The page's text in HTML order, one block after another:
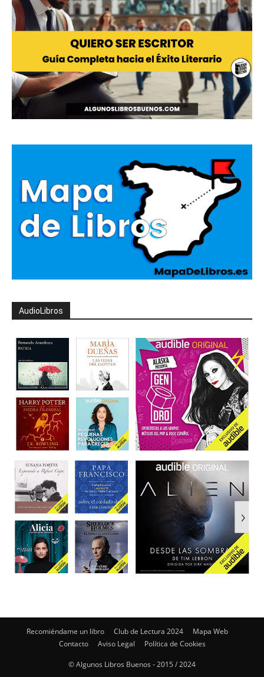
AudioLibros
Recomiéndame un libro Club de Lectura 2024
Mapa Web
Contacto
Aviso Legal Política de Cookies
© Algunos Libros Buenos - 2015 / 2024